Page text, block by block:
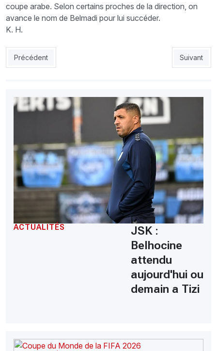
coupe arabe. Selon certains proches de la direction, on
avance le nom de Belmadi pour lui succéder.
K. H.
Article précédent : ESS 1 - 0 USMA : Karaoui «poignarde» les
Précédent Article
Suivant
ACTUALITÉS
JSK :
Belhocine
attendu
aujourd'hui ou
demain a Tizi